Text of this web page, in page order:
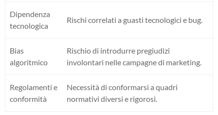
Dipendenza
tecnologica
Rischi correlati a guasti tecnologici e bug.
Bias
algoritmico
Rischio di introdurre pregiudizi
involontari nelle campagne di marketing.
Regolamenti e
conformità
Necessità di conformarsi a quadri
normativi diversi e rigorosi.